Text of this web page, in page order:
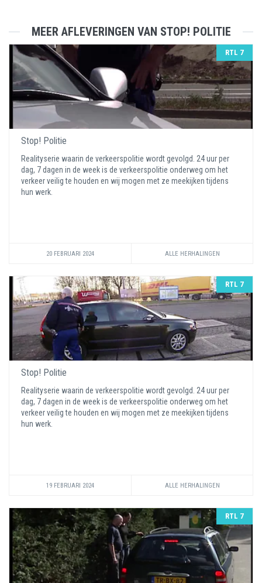
MEER AFLEVERINGEN VAN STOP! POLITIE
RTL 7
Stop! Politie
Realityserie waarin de verkeerspolitie wordt gevolgd. 24 uur per
dag, 7 dagen in de week is de verkeerspolitie onderweg om het
verkeer veilig te houden en wij mogen met ze meekijken tijdens
hun werk.
20 FEBRUARI 2024 ALLE HERHALINGEN
RTL 7
Stop! Politie
Realityserie waarin de verkeerspolitie wordt gevolgd. 24 uur per
dag, 7 dagen in de week is de verkeerspolitie onderweg om het
verkeer veilig te houden en wij mogen met ze meekijken tijdens
hun werk.
19 FEBRUARI 2024 ALLE HERHALINGEN
RTL 7